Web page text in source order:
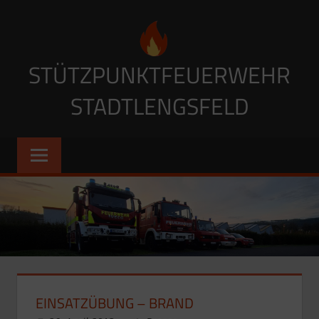
STÜTZPUNKTFEUERWEHR
STADTLENGSFELD
EINSATZÜBUNG – BRAND